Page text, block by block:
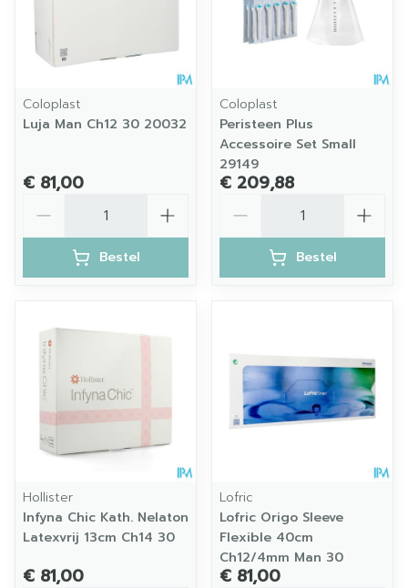
Coloplast
Luja Man Ch12 30 20032
€ 81,00
Bestel
Coloplast
Peristeen Plus
Accessoire Set Small
29149
€ 209,88
Bestel
Hollister
Infyna Chic Kath. Nelaton
Latexvrij 13cm Ch14 30
€ 81,00
Lofric
Lofric Origo Sleeve
Flexible 40cm
Ch12/4mm Man 30
€ 81,00